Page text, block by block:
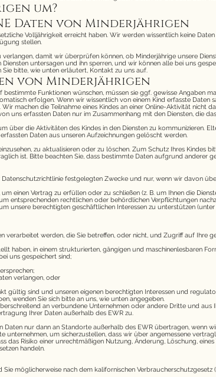
um?
Daten von Minderjährigen
Volljährigkeit erreicht haben. Wir werden wissentlich keine
stellen.
damit wir überprüfen können, ob Minderjährige unsere
untersagen und ihn sperren, und wir können alle bei uns
bitte, wie unten erläutert, Kontakt zu uns auf.
von Minderjährigen
Funktionen wünschen, müssen sie ggf. gewisse Angaben
erfolgen. Wenn wir wissentlich von einem Kind erfasste
machen die Teilnahme eines Kindes an einer Online-Aktivität
uns erfassten Daten nur im Zusammenhang mit den Diensten, die
über die Aktivitäten des Kindes in den Diensten zu kommunizieren.
Daten aus unseren Aufzeichnungen gelöscht werden.
zu aktualisieren oder zu löschen. Zum Schutz Ihres Kindes
ist. Bitte beachten Sie, dass bestimmte Daten aufgrund anderer
festgelegten Zwecke und nur, wenn wir davon
einen Vertrag zu erfüllen oder zu schließen (z. B. um Ihnen die
entsprechenden rechtlichen oder behördlichen Verpflichtungen
unsere berechtigten geschäftlichen Interessen zu unterstützen
verarbeitet werden, die Sie betreffen, oder nicht, und Zugriff auf Ihre
haben, in einem strukturierten, gängigen und maschinenlesbaren
uns gespeichert sind;
verlangen, oder
gültig sind und unseren eigenen berechtigten Interessen und
wenden Sie sich bitte an uns, wie unten angegeben.
an verbundene Unternehmen oder andere Dritte und
Ihrer Daten außerhalb des EWR zu.
Daten nur dann an Standorte außerhalb des EWR übertragen, wenn
um sicherzustellen, dass wir über angemessene
das Risiko einer unrechtmäßigen Nutzung, Änderung, Löschung,
handeln.
Sie möglicherweise nach dem kalifornischen